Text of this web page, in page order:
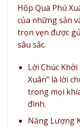
Hộp Quà Phú
của những sản
trọn vẹn được
sâu sắc.
Lời Chúc Khởi
Xuân”là lời
trong mọi
đình.
Năng Lượng